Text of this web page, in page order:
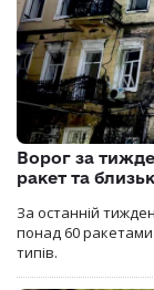
Ворог за
ракет та
За останній
понад 60
типів.